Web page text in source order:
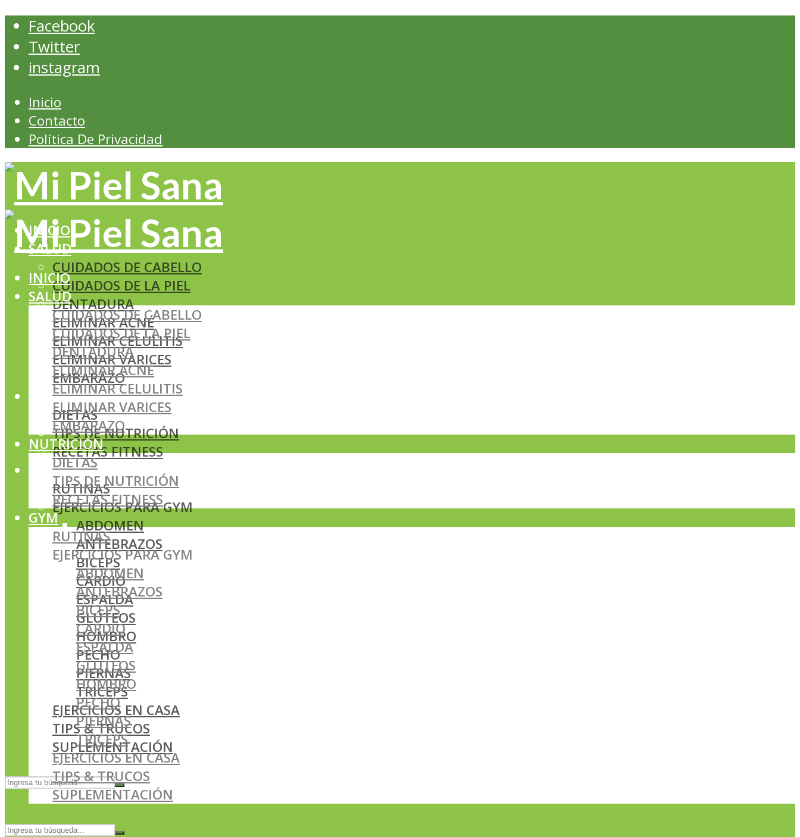
Facebook
Twitter
instagram
Inicio
Contacto
Política De Privacidad
INICIO
SALUD
CUIDADOS DE CABELLO
CUIDADOS DE LA PIEL
DENTADURA
ELIMINAR ACNÉ
ELIMINAR CELULITIS
ELIMINAR VARICES
EMBARAZO
NUTRICIÓN
DIETAS
TIPS DE NUTRICIÓN
RECETAS FITNESS
GYM
RUTINAS
EJERCICIOS PARA GYM
ABDOMEN
ANTEBRAZOS
BICEPS
CARDIO
ESPALDA
GLÚTEOS
HOMBRO
PECHO
PIERNAS
TRICEPS
EJERCICIOS EN CASA
TIPS & TRUCOS
SUPLEMENTACIÓN
INICIO
SALUD
CUIDADOS DE CABELLO
CUIDADOS DE LA PIEL
DENTADURA
ELIMINAR ACNÉ
ELIMINAR CELULITIS
ELIMINAR VARICES
EMBARAZO
NUTRICIÓN
DIETAS
TIPS DE NUTRICIÓN
RECETAS FITNESS
GYM
RUTINAS
EJERCICIOS PARA GYM
ABDOMEN
ANTEBRAZOS
BICEPS
CARDIO
ESPALDA
GLÚTEOS
HOMBRO
PECHO
PIERNAS
TRICEPS
EJERCICIOS EN CASA
TIPS & TRUCOS
SUPLEMENTACIÓN